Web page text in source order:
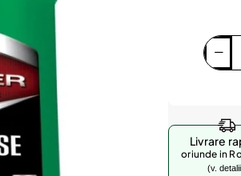
Livrare
oriunde in
(v.